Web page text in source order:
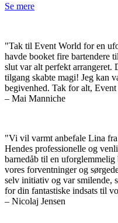
Se mere
"Tak til Event World for en
havde booket fire bartendere
slut var alt perfekt arrangeret.
tilgang skabte magi! Jeg kan
begivenhed. Tak for alt,
– Mai Manniche
"Vi vil varmt anbefale Lina
Hendes professionelle og
barnedåb til en
vores forventninger og
selv initiativ og var smilende,
for din fantastiske indsats til
– Nicolaj Jensen